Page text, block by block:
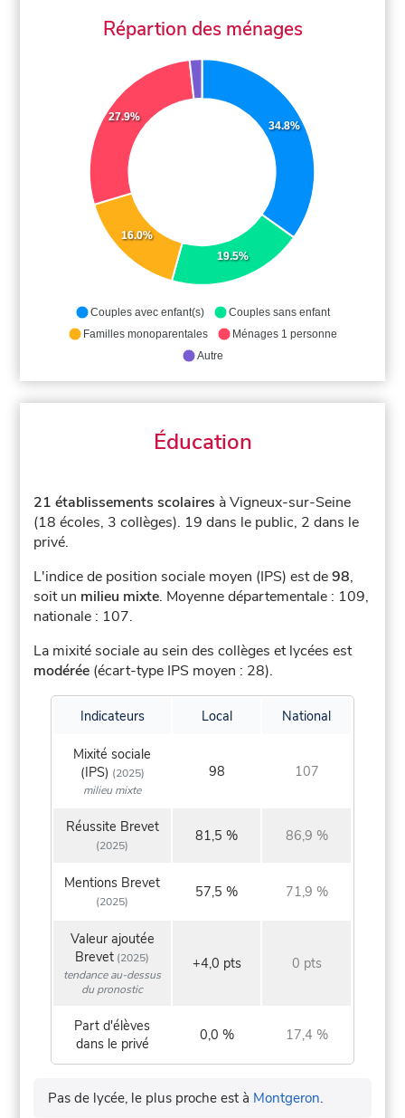
Répartion des ménages
34.8%
19.5%
16.0%
27.9%
Couples avec enfant(s)
Couples sans enfant
Familles monoparentales
Ménages 1 personne
Autre
Éducation
21 établissements scolaires à Vigneux-sur-Seine
(18 écoles, 3 collèges). 19 dans le public, 2 dans le
privé.
L'indice de position sociale moyen (IPS) est de98,
soit un milieu mixte. Moyenne départementale : 109,
nationale : 107.
La mixité sociale au sein des collèges et lycées est
modérée (écart-type IPS moyen : 28).
Indicateurs Local National
Mixité sociale
(IPS) (2025)
milieu mixte
98 107
Réussite Brevet
(2025)
81,5 % 86,9 %
Mentions Brevet
(2025)
57,5 % 71,9 %
Valeur ajoutée
Brevet (2025)
tendance au-dessus
du pronostic
+4,0 pts 0 pts
Part d'élèves
dans le privé
0,0 % 17,4 %
Pas de lycée, le plus proche est à Montgeron.